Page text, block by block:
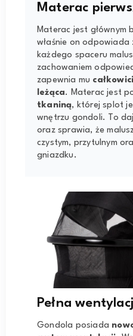
Materac
Materac jest
właśnie on
każdego spaceru
zachowaniem
zapewnia mu
leżąca. Materac jest
tkaniną, której splot
wnętrzu gondoli. To
oraz sprawia, że
czystym, przytulnym
gniazdku.
Pełna
Gondola posiada